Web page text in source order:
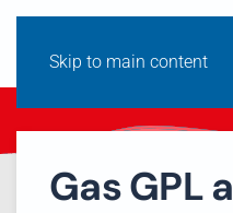
Skip to main content
Gas GPL